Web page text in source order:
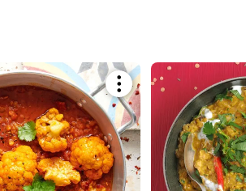
Bookmark
recipe
or
add
it
to
your
collections.